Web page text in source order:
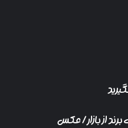
از بازار/ عکس